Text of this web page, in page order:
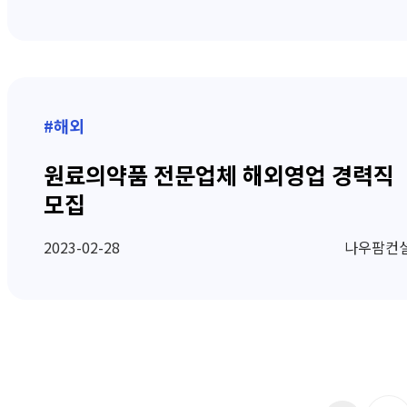
#해외
원료의약품 전문업체 해외영업 경력직
모집
2023-02-28 나우팜컨